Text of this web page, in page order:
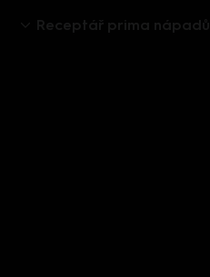
Receptář prima nápadů